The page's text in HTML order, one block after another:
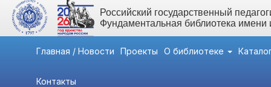
Российский государственный
Фундаментальная библиотека
Главная / Новости Проекты О библиотеке
Контакты
Быстрый доступ